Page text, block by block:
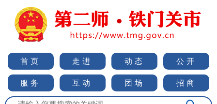
首页 走进 动态 公开
服务 互动 团场 招商